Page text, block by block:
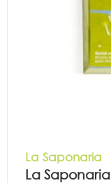
La Saponaria
La